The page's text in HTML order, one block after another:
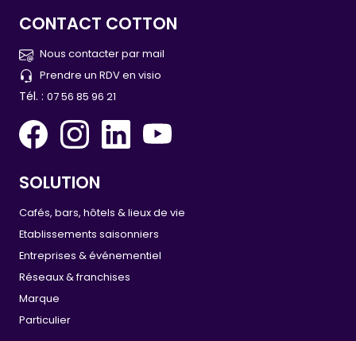
CONTACT COTTON
Nous contacter par mail
Prendre un RDV en visio
Tél. : 07 56 85 96 21
SOLUTION
Cafés, bars, hôtels & lieux de vie
Etablissements saisonniers
Entreprises & événementiel
Réseaux & franchises
Marque
Particulier